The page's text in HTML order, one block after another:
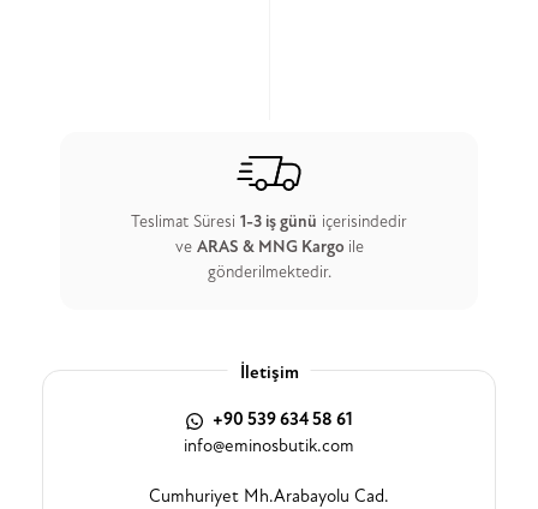
Teslimat Süresi 1-3 iş günü içerisindedir
ve ARAS & MNG Kargo ile
gönderilmektedir.
İletişim
+90 539 634 58 61
info@eminosbutik.com
Cumhuriyet Mh.Arabayolu Cad.